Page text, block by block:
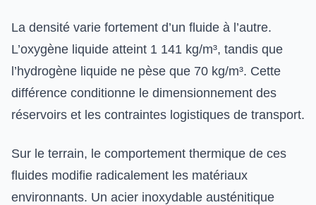
La densité varie fortement d’un fluide à l’autre.
L’oxygène liquide atteint 1 141 kg/m³, tandis que
l’hydrogène liquide ne pèse que 70 kg/m³. Cette
différence conditionne le dimensionnement des
réservoirs et les contraintes logistiques de transport.
Sur le terrain, le comportement thermique de ces
fluides modifie radicalement les matériaux
environnants. Un acier inoxydable austénitique